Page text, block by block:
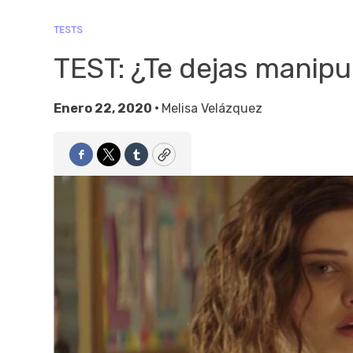
TESTS
TEST: ¿Te dejas
Enero 22, 2020 • Melisa Velázquez
Facebook
TwitterTumblrCopy